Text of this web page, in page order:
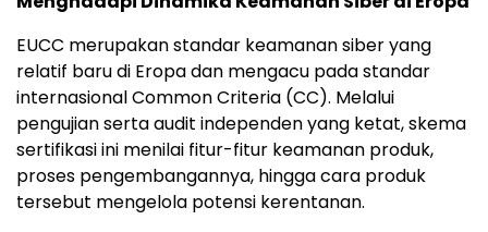
EUCC merupakan standar keamanan siber yang
relatif baru di Eropa dan mengacu pada standar
internasional Common Criteria (CC). Melalui
pengujian serta audit independen yang ketat, skema
sertifikasi ini menilai fitur-fitur keamanan produk,
proses pengembangannya, hingga cara produk
tersebut mengelola potensi kerentanan.